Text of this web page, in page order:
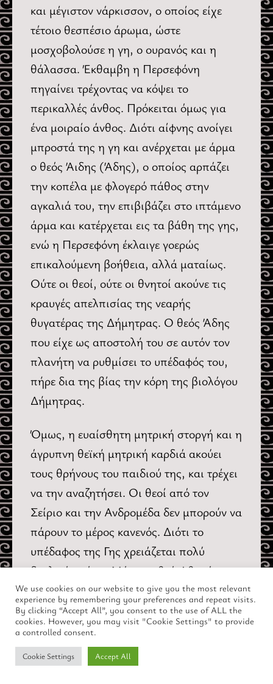
και μέγιστον νάρκισσον, ο οποίος είχε
τέτοιο θεσπέσιο άρωμα, ώστε
μοσχοβολούσε η γη, ο ουρανός και η
θάλασσα. Έκθαμβη η Περσεφόνη
πηγαίνει τρέχοντας να κόψει το
περικαλλές άνθος. Πρόκειται όμως για
ένα μοιραίο άνθος. Διότι αίφνης ανοίγει
μπροστά της η γη και ανέρχεται με άρμα
ο θεός Άιδης (Άδης), ο οποίος αρπάζει
την κοπέλα με φλογερό πάθος στην
αγκαλιά του, την επιβιβάζει στο ιπτάμενο
άρμα και κατέρχεται εις τα βάθη της γης,
ενώ η Περσεφόνη έκλαιγε γοερώς
επικαλούμενη βοήθεια, αλλά ματαίως.
Ούτε οι θεοί, ούτε οι θνητοί ακούνε τις
κραυγές απελπισίας της νεαρής
θυγατέρας της Δήμητρας. Ο θεός Άδης
που είχε ως αποστολή του σε αυτόν τον
πλανήτη να ρυθμίσει το υπέδαφός του,
πήρε δια της βίας την κόρη της βιολόγου
Δήμητρας.
Όμως, η ευαίσθητη μητρική στοργή και η
άγρυπνη θεϊκή μητρική καρδιά ακούει
τους θρήνους του παιδιού της, και τρέχει
να την αναζητήσει. Οι θεοί από τον
Σείριο και την Ανδρομέδα δεν μπορούν να
πάρουν το μέρος κανενός. Διότι το
υπέδαφος της Γης χρειάζεται πολύ
δουλειά ακόμη. Μόνον η θεά Αθηνά
παίρνει φανερά το μέρος της πληγωμένης
μάνας.
Η Δήμητρα τρέχει, περιπλανάται παντού
επί εννέα ημέρες και νύκτες, καίγοντας
We use cookies on our website to give you the most relevant
experience by remembering your preferences and repeat visits.
By clicking “Accept All”, you consent to the use of ALL the
cookies. However, you may visit "Cookie Settings" to provide
a controlled consent.
Cookie Settings Accept All